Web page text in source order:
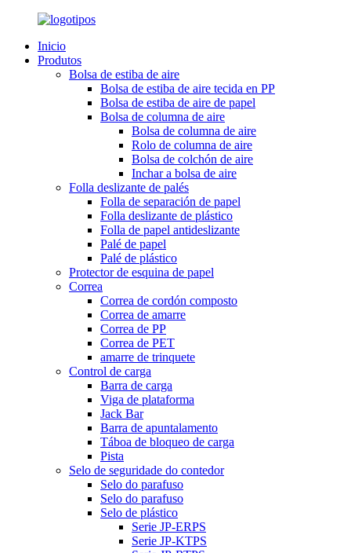
Inicio
Produtos
Bolsa de estiba de aire
Bolsa de estiba de aire tecida en PP
Bolsa de estiba de aire de papel
Bolsa de columna de aire
Bolsa de columna de aire
Rolo de columna de aire
Bolsa de colchón de aire
Inchar a bolsa de aire
Folla deslizante de palés
Folla de separación de papel
Folla deslizante de plástico
Folla de papel antideslizante
Palé de papel
Palé de plástico
Protector de esquina de papel
Correa
Correa de cordón composto
Correa de amarre
Correa de PP
Correa de PET
amarre de trinquete
Control de carga
Barra de carga
Viga de plataforma
Jack Bar
Barra de apuntalamento
Táboa de bloqueo de carga
Pista
Selo de seguridade do contedor
Selo do parafuso
Selo do parafuso
Selo de plástico
Serie JP-ERPS
Serie JP-KTPS